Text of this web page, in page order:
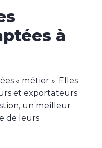
à
« métier ». Elles
et exportateurs
un meilleur
de leurs